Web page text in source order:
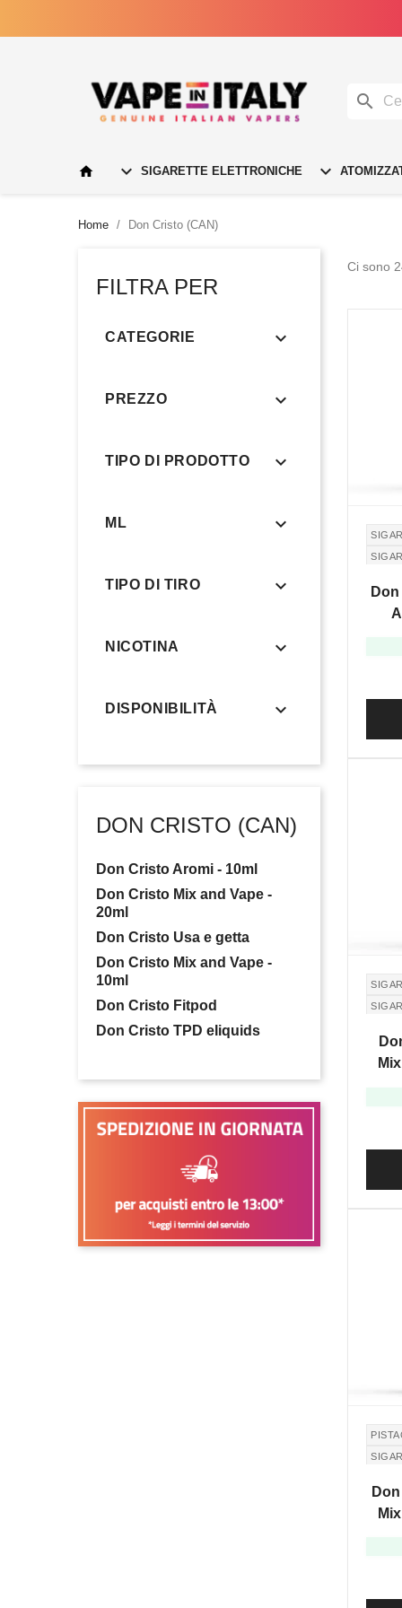

  SIGARETTE ELETTRONICHE 
Home Don Cristo (CAN)
FILTRA PER
CATEGORIE 
PREZZO 
TIPO DI PRODOTTO 
ML 
TIPO DI TIRO 
NICOTINA 
DISPONIBILITÀ 
DON CRISTO (CAN)
Don Cristo Aromi - 10ml
Don Cristo Mix and Vape -
20ml
Don Cristo Usa e getta
Don Cristo Mix and Vape -
10ml
Don Cristo Fitpod
Don Cristo TPD eliquids
Ci sono